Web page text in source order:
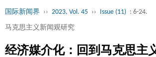
国际新闻界 ›› 2023, Vol. 45 ›› Issue (11) : 6-24.
马克思主义新闻观研究
经济媒介化：回到马克思主